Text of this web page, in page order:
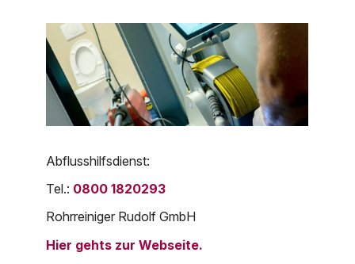
Abflusshilfsdienst:
Tel.: 0800 1820293
Rohrreiniger Rudolf GmbH
Hier gehts zur Webseite.